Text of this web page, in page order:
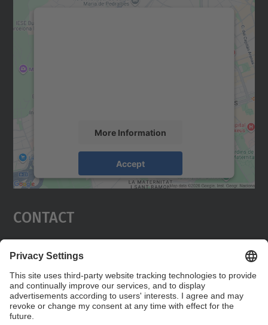
More Information
Accept
Usercentrics Consent
Contact
08034 Barcelona
Contact form